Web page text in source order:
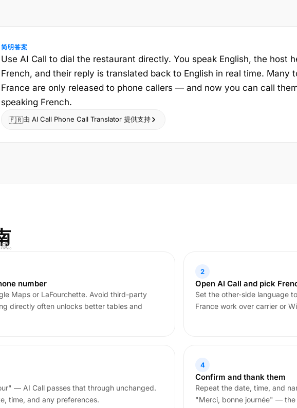
简明答案
Use AI Call to dial the restaurant directly. You speak English, the host
French, and their reply is translated back to English in real time. Many
France are only released to phone callers — and now you can call
speaking French.
🇫🇷由 AI Call Phone Call Translator 提供支持
。
number
Maps or LaFourchette. Avoid third-party
directly often unlocks better tables and
2
Open AI Call and pick
Set the other-side language
France work over carrier or
— AI Call passes that through unchanged.
time, and any preferences.
4
Confirm and thank them
Repeat the date, time, and
"Merci, bonne journée" — the